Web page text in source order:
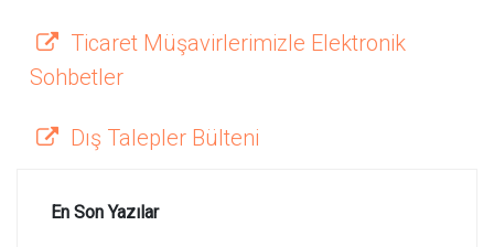
Ticaret Müşavirlerimizle Elektronik
Sohbetler
Dış Talepler Bülteni
En Son Yazılar